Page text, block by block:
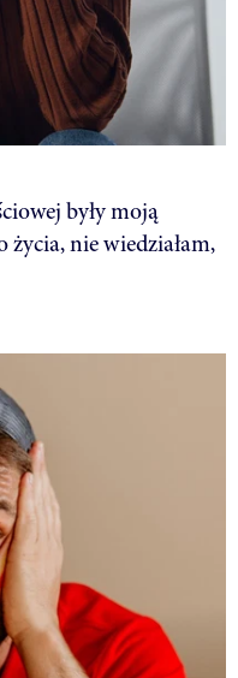
były moją
życia, nie wiedziałam,